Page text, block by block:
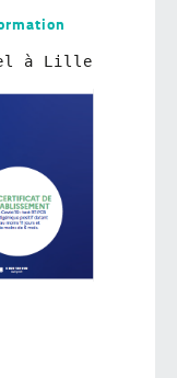
à Lille dans